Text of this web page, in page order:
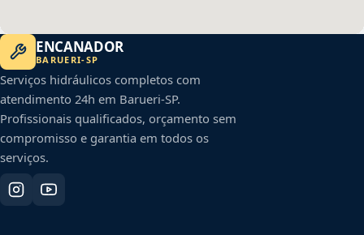
ENCANADOR
BARUERI-SP
Serviços hidráulicos completos com
atendimento 24h em Barueri-SP.
Profissionais qualificados, orçamento sem
compromisso e garantia em todos os
serviços.